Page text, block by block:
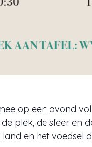
op een avond
plek, de sfeer en
en het voedsel